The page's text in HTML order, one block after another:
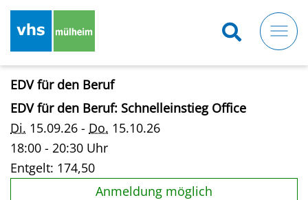
EDV für den Beruf
EDV für den Beruf: Schnelleinstieg Office
Di. 15.09.26 - Do. 15.10.26
18:00 - 20:30 Uhr
Entgelt: 174,50
Anmeldung möglich